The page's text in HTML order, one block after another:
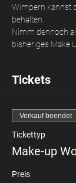
Wimpern kannst
behalten.
Nimm dennoch
bisheriges Make
Tickets
Verkauf beendet
Tickettyp
Make-up
Preis